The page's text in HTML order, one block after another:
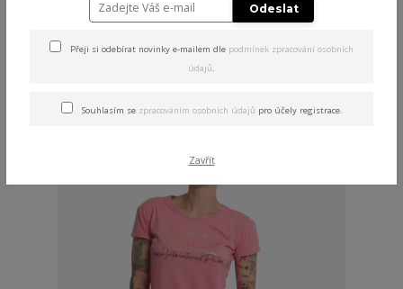
Velikost: XS
Odeslat
Přeji si odebírat novinky e-mailem dle podmínek zpracování osobních
údajů.
Souhlasím se zpracováním osobních údajů pro účely registrace.
Zavřít